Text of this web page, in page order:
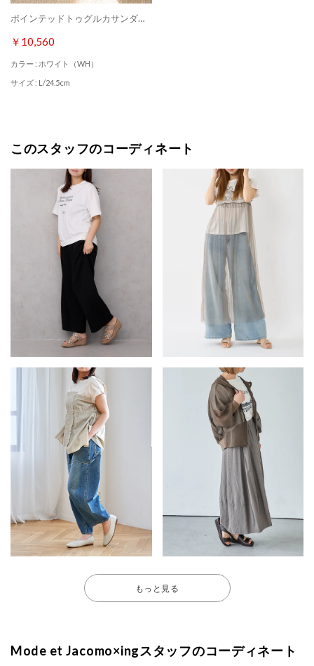
ポインテッドトゥグルカサンダル （ホワイト）
￥10,560
カラー : ホワイト（WH）
サイズ : L/24.5cm
このスタッフのコーディネート
もっと見る
Mode et Jacomo×ingスタッフのコーディネート